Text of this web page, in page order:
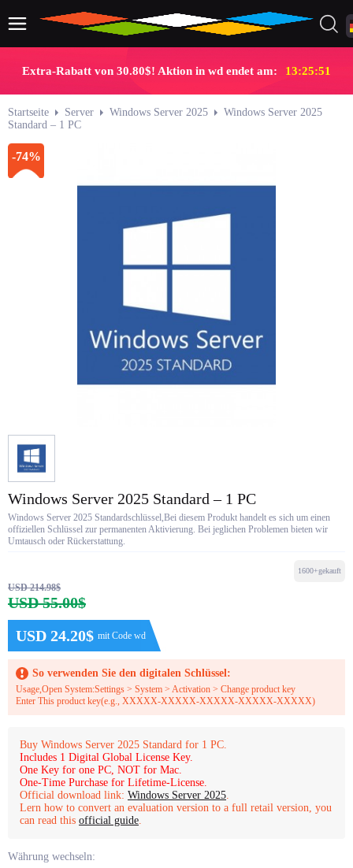
Extra-Rabatt von 30.80$! Aktion in wd endet am: 13:25:50
Startseite Server Windows Server 2025
Windows Server 2025
Standard – 1 PC
-74%
Windows Server 2025 Standard – 1 PC
Windows Server 2025 Standardschlüssel,Bei diesem Produkt handelt es sich um einen
offiziellen Schlüssel zur permanenten Aktivierung. Bei jeglichen Problemen bieten wir
Umtausch oder Rückerstattung.
USD 214.98$
USD 55.00$
USD 24.20$ mit Code wd
1600+gekauft
So verwenden Sie den digitalen Schlüssel:
Usage,Open System:Settings > System > Activation > Change product key
Enter This product key(e.g., XXXXX-XXXXX-XXXXX-XXXXX-XXXXX)
Buy Windows Server 2025 Standard for 1 PC.
Includes 1 Digital Global License Key.
One Key for one PC, NOT for Mac.
One-Time Purchase for Lifetime-License.
Official download link: Windows Server 2025.
Lern how to convert an evaluation version to a full retail version, you
can read this official guide.
Währung wechseln: